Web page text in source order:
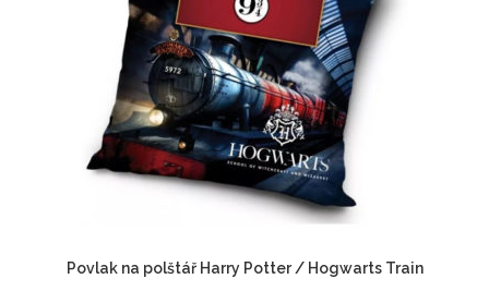
Povlak na polštář Harry Potter / Hogwarts Train